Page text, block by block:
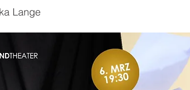
Lange